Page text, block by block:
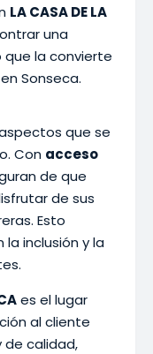
LA CASA DE LA
una
que la convierte
Sonseca.
que se
Con acceso
de que
de sus
Esto
inclusión y la
es el lugar
al cliente
de calidad,